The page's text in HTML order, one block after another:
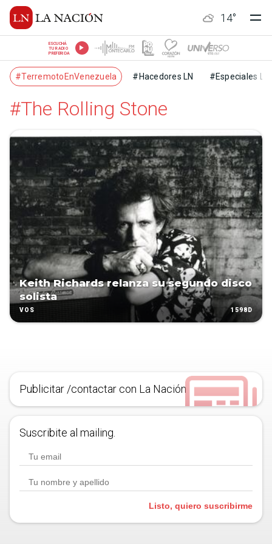
14°
ESCUCHÁ
TU RADIO
PREFERIDA
#TerremotoEnVenezuela #Hacedores LN #Especiales LN
#The Rolling Stone
Keith Richards relanza su segundo disco
solista
VOS 1598D
Publicitar /contactar con La Nación
Suscribite al mailing.
Listo, quiero suscribirme